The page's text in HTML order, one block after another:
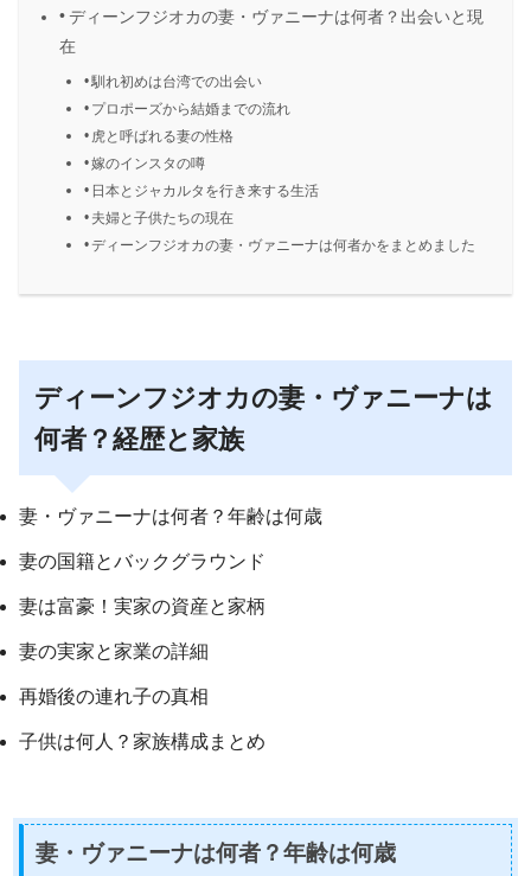
ディーンフジオカの妻・ヴァニーナは何者？出会いと現
在
馴れ初めは台湾での出会い
プロポーズから結婚までの流れ
虎と呼ばれる妻の性格
嫁のインスタの噂
日本とジャカルタを行き来する生活
夫婦と子供たちの現在
ディーンフジオカの妻・ヴァニーナは何者かをまとめました
ディーンフジオカの妻・ヴァニーナは
何者？経歴と家族
妻・ヴァニーナは何者？年齢は何歳
妻の国籍とバックグラウンド
妻は富豪！実家の資産と家柄
妻の実家と家業の詳細
再婚後の連れ子の真相
子供は何人？家族構成まとめ
妻・ヴァニーナは何者？年齢は何歳